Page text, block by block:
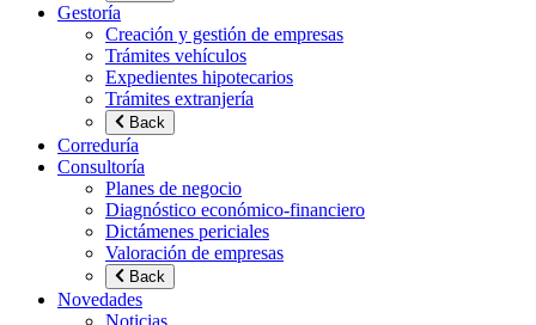
Gestoría
Creación y gestión de empresas
Trámites vehículos
Expedientes hipotecarios
Trámites extranjería
Back
Correduría
Consultoría
Planes de negocio
Diagnóstico económico-financiero
Dictámenes periciales
Valoración de empresas
Back
Novedades
Noticias